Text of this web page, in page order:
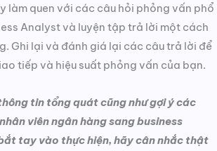
làm quen với các câu hỏi phỏng vấn phổ
Analyst và luyện tập trả lời một cách
Ghi lại và đánh giá lại các câu trả lời để
tiếp và hiệu suất phỏng vấn của bạn.
tin tổng quát cũng như gợi ý các
viên ngân hàng sang business
tay vào thực hiện, hãy cân nhắc thật